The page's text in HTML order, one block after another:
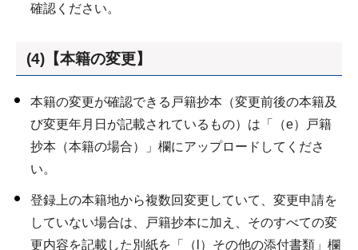
確認ください。
(4)【本籍の変更】
本籍の変更が確認できる戸籍抄本（変更前後の本籍及
び変更年月日が記載されているもの）は「（e）戸籍
抄本（本籍の場合）」欄にアップロードしてくださ
い。
登録上の本籍地から複数回変更していて、変更申請を
していない場合は、戸籍抄本に加え、そのすべての変
更内容を記載した別紙を「（l）その他の添付書類」欄